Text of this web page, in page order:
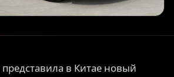
в Китае новый